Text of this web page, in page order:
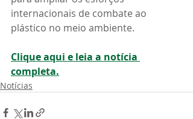
internacionais de combate ao
plástico no meio ambiente.
Clique aqui e leia a notícia
completa.
Notícias